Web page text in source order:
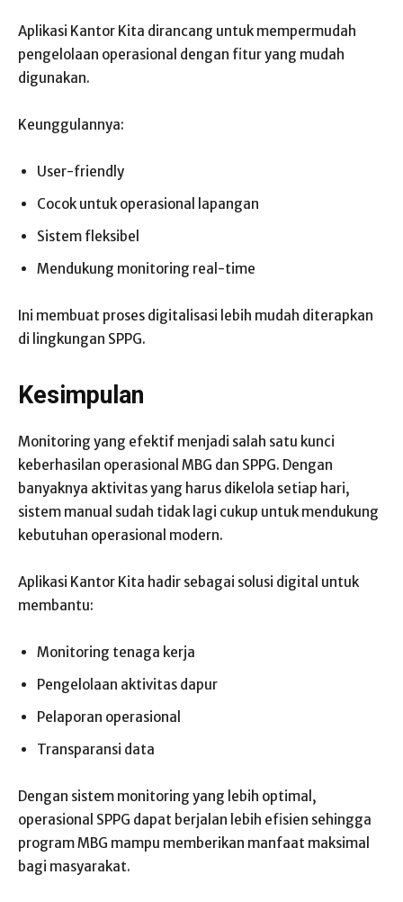
Aplikasi Kantor Kita dirancang untuk mempermudah
pengelolaan operasional dengan fitur yang mudah
digunakan.
Keunggulannya:
User-friendly
Cocok untuk operasional lapangan
Sistem fleksibel
Mendukung monitoring real-time
Ini membuat proses digitalisasi lebih mudah diterapkan
di lingkungan SPPG.
Kesimpulan
Monitoring yang efektif menjadi salah satu kunci
keberhasilan operasional MBG dan SPPG. Dengan
banyaknya aktivitas yang harus dikelola setiap hari,
sistem manual sudah tidak lagi cukup untuk mendukung
kebutuhan operasional modern.
Aplikasi Kantor Kita hadir sebagai solusi digital untuk
membantu:
Monitoring tenaga kerja
Pengelolaan aktivitas dapur
Pelaporan operasional
Transparansi data
Dengan sistem monitoring yang lebih optimal,
operasional SPPG dapat berjalan lebih efisien sehingga
program MBG mampu memberikan manfaat maksimal
bagi masyarakat.